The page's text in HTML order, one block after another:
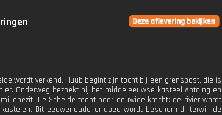
wordt verkend. Huub begint zijn tocht bij een grenspost, die is
Onderweg bezoekt hij het middeleeuwse kasteel Antoing en
De Schelde toont haar eeuwige kracht: de rivier wordt
Dit eeuwenoude erfgoed wordt beschermd, terwijl de